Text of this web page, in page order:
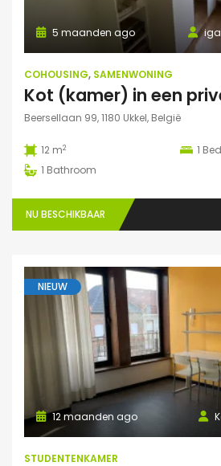
5 maanden ago
COHOUSING, SAMENWONING
Kot (kamer) in een
Beersellaan 99, 1180 Ukkel, België
12 m2 1
1 Bathroom
NU BESCHIKBAAR
NIEUW
12 maanden ago
STUDENTENKAMER